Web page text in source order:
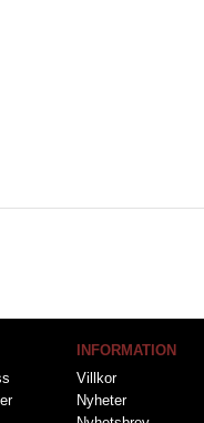
INFORMATION
Villkor
Nyheter